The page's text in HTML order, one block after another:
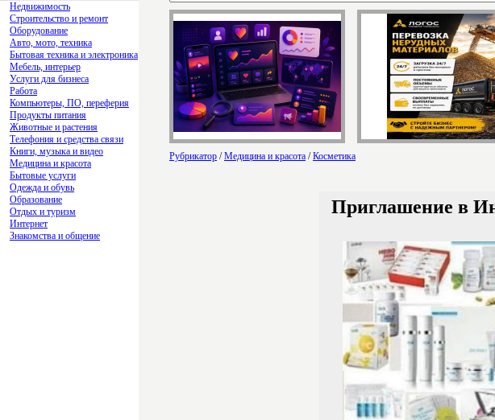
Недвижимость
Строительство и ремонт
Оборудование
Авто, мото, техника
Бытовая техника и электроника
Мебель, интерьер
Услуги для бизнеса
Работа
Компьютеры, ПО, переферия
Продукты питания
Животные и растения
Телефония и средства связи
Книги, музыка и видео
Медицина и красота
Бытовые услуги
Одежда и обувь
Образование
Отдых и туризм
Интернет
Знакомства и общение
Рубрикатор /Медицина и красота /Косметика
Приглашение в